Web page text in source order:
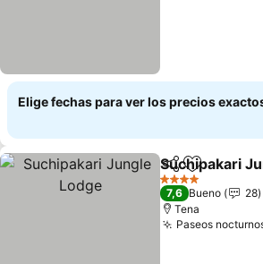
Elige fechas para ver los precios
Compartir
Agregar
Suchipakari
4 Estrellas
7,6 Bueno
28
Tena
Paseos